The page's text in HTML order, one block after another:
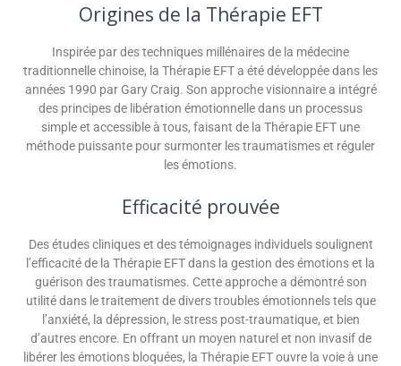
Origines de la Thérapie EFT
Inspirée par des techniques millénaires de la médecine
traditionnelle chinoise, la Thérapie EFT a été développée dans les
années 1990 par Gary Craig. Son approche visionnaire a intégré
des principes de libération émotionnelle dans un processus
simple et accessible à tous, faisant de la Thérapie EFT une
méthode puissante pour surmonter les traumatismes et réguler
les émotions.
Efficacité prouvée
Des études cliniques et des témoignages individuels soulignent
l’efficacité de la Thérapie EFT dans la gestion des émotions et la
guérison des traumatismes. Cette approche a démontré son
utilité dans le traitement de divers troubles émotionnels tels que
l’anxiété, la dépression, le stress post-traumatique, et bien
d’autres encore. En offrant un moyen naturel et non invasif de
libérer les émotions bloquées, la Thérapie EFT ouvre la voie à une